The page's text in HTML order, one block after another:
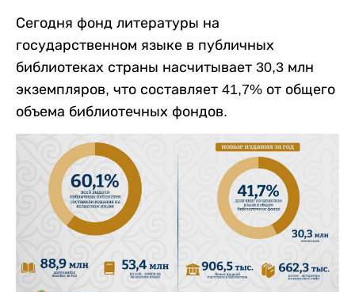
Сегодня фонд литературы на
государственном языке в публичных
библиотеках страны насчитывает 30,3 млн
экземпляров, что составляет 41,7% от общего
объема библиотечных фондов.